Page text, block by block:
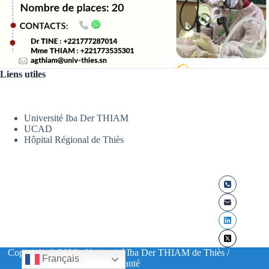
Liens utiles
Université Iba Der THIAM
UCAD
Hôpital Régional de Thiès
Copyright © 2026 - Université Iba Der THIAM de Thiès /
UFR Santé
Français